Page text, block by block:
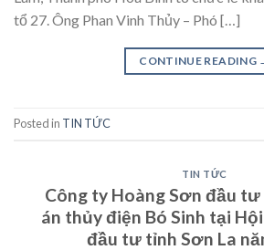
tổ 27. Ông Phan Vinh Thủy – Phó […]
CONTINUE READING
Posted in TIN TỨC
TIN TỨC
Công ty Hoàng Sơn đầu
án thủy điện Bó Sinh tại
đầu tư tỉnh Sơn La